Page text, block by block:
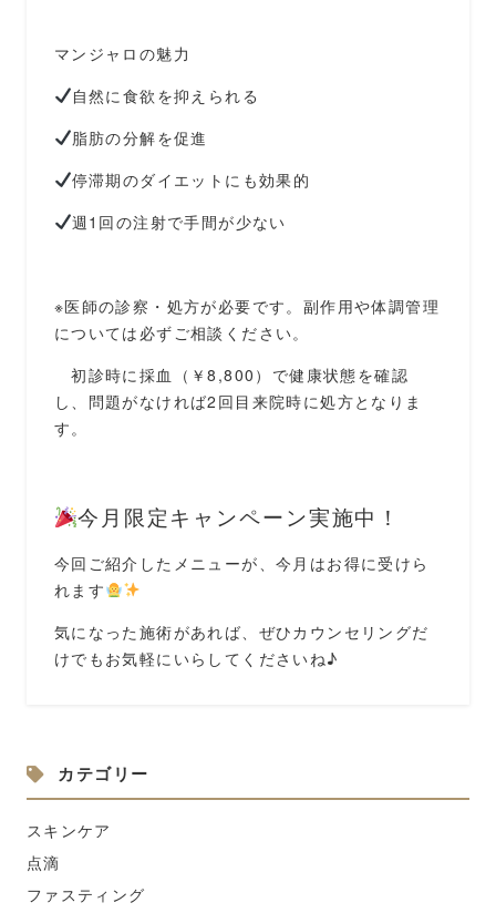
マンジャロの魅力
自然に食欲を抑えられる
脂肪の分解を促進
停滞期のダイエットにも効果的
週1回の注射で手間が少ない
※医師の診察・処方が必要です。副作用や体調管理
については必ずご相談ください。
初診時に採血（￥8,800）で健康状態を確認
し、問題がなければ2回目来院時に処方となりま
す。
今月限定キャンペーン実施中！
今回ご紹介したメニューが、今月はお得に受けら
れます
気になった施術があれば、ぜひカウンセリングだ
けでもお気軽にいらしてくださいね♪
カテゴリー
スキンケア
点滴
ファスティング